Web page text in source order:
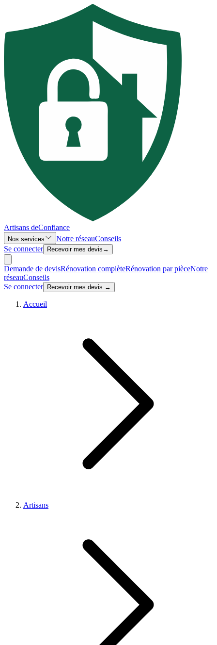
Artisans deConfiance
Nos services Notre réseauConseils
Se connecter
Recevoir mes devis →
Demande de devisRénovation complèteRénovation par pièceNotre
réseauConseils
Se connecter
Recevoir mes devis →
Accueil
Artisans